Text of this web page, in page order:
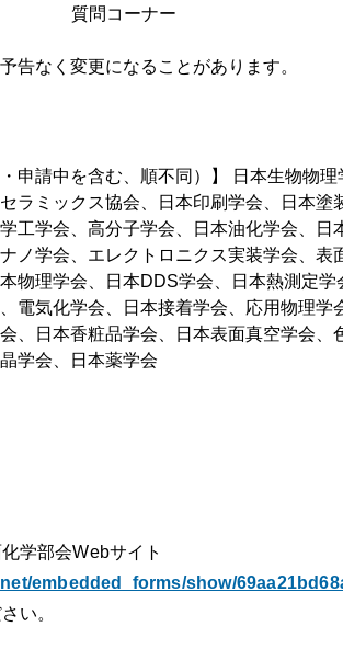
コーナー
告なく変更になることがあります。
申請中を含む、順不同）】 日本生物物理
ラミックス協会、日本印刷学会、日本塗
工学会、高分子学会、日本油化学会、日
ノ学会、エレクトロニクス実装学会、表
物理学会、日本DDS学会、日本熱測定学
電気化学会、日本接着学会、応用物理学
、日本香粧品学会、日本表面真空学会、
学会、日本薬学会
学部会Webサイト
embedded_forms/show/
い。